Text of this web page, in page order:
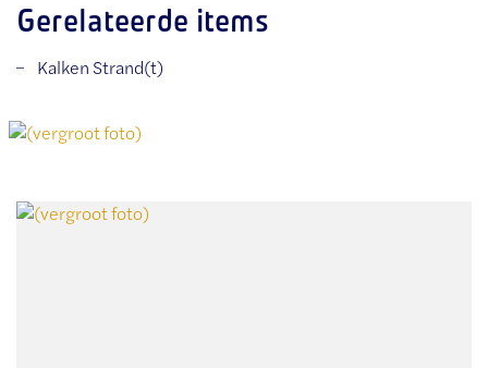
Gerelateerde items
Kalken Strand(t)